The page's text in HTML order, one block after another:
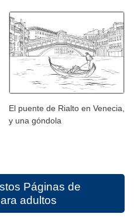
El puente de Rialto en Venecia,
y una góndola
Páginas de
adultos